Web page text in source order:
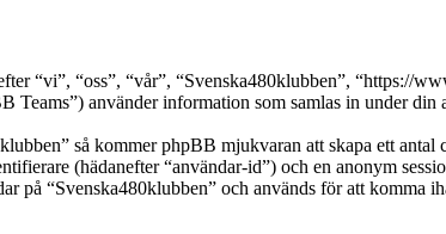
“vi”, “oss”, “vår”, “Svenska480klubben”, “https://
använder information som samlas in under
så kommer phpBB mjukvaran att skapa ett
(hädanefter “användar-id”) och en anonym
“Svenska480klubben” och används för att komma